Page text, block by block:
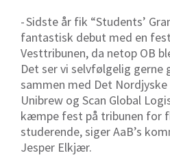
- Sidste år fik “Students’
fantastisk debut med en
Vesttribunen, da netop OB
Det ser vi selvfølgelig gerne
sammen med Det Nordjyske
Unibrew og Scan Global
kæmpe fest på tribunen for
studerende, siger AaB’s
Jesper Elkjær.